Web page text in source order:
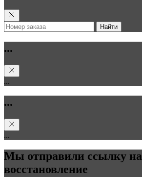
Найти
...
...
...
...
Мы отправили ссылку на
восстановление